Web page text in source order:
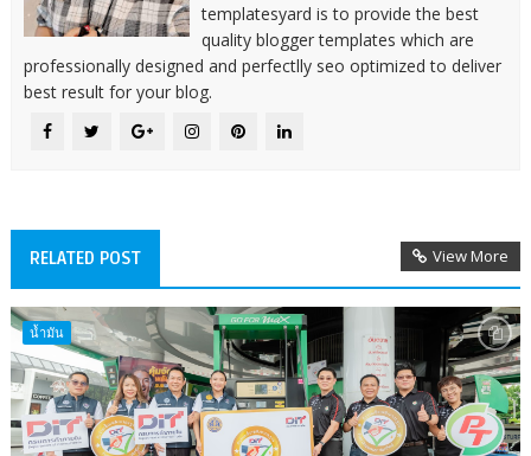
templatesyard is to provide the best
quality blogger templates which are
professionally designed and perfectlly seo optimized to deliver
best result for your blog.
RELATED POST View More
น้ำมัน